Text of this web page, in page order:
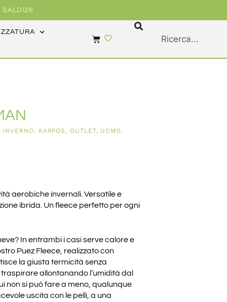
SALDI26
INVERNO , KARPOS ,OUTLET, UOMO ,
aerobiche invernali. Versatile e
ibrida. Un fleece perfetto per ogni
In entrambi i casi serve calore e
Puez Fleece, realizzato con
la giusta termicità senza
allontanando l’umidità dal
non si può fare a meno, qualunque
uscita con le pelli, a una